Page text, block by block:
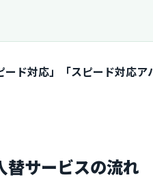
ード対応」「スピード対応ア
替サービスの流れ